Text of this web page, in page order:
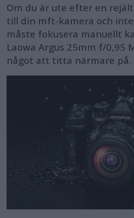
Om du är ute efter en
till din mft-kamera och
måste fokusera manuellt
Laowa Argus 25mm f/0,95
något att titta närmare på.